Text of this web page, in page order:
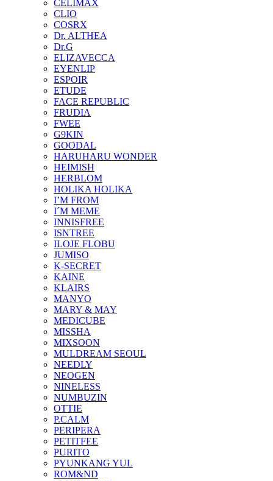
CELIMAX
CLIO
COSRX
Dr. ALTHEA
Dr.G
ELIZAVECCA
EYENLIP
ESPOIR
ETUDE
FACE REPUBLIC
FRUDIA
FWEE
G9KIN
GOODAL
HARUHARU WONDER
HEIMISH
HERBLOM
HOLIKA HOLIKA
I’M FROM
I´M MEME
INNISFREE
ISNTREE
ILOJE FLOBU
JUMISO
K-SECRET
KAINE
KLAIRS
MANYO
MARY & MAY
MEDICUBE
MISSHA
MIXSOON
MULDREAM SEOUL
NEEDLY
NEOGEN
NINELESS
NUMBUZIN
OTTIE
P.CALM
PERIPERA
PETITFEE
PURITO
PYUNKANG YUL
ROM&ND